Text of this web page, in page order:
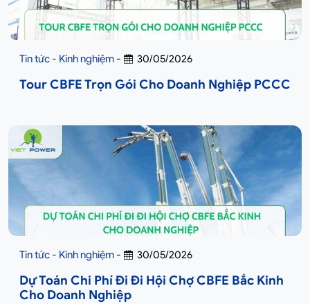
Tin tức - Kinh nghiệm - 30/05/2026
Tour CBFE Trọn Gói Cho Doanh Nghiệp PCCC
Tin tức - Kinh nghiệm - 30/05/2026
Dự Toán Chi Phí Đi Đi Hội Chợ CBFE Bắc Kinh
Cho Doanh Nghiệp